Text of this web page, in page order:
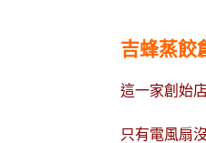
吉蜂蒸餃
這一家創始
只有電風扇